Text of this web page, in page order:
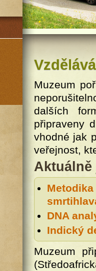
Muzeum
dalších
připraveny
vhodné jak
veřejnost,
DNA
Indický
Muzeum